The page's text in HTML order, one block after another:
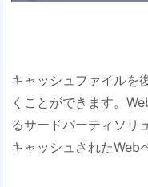
キャッシュファイルを
くことができます。
るサードパーティソリ
キャッシュされたWeb